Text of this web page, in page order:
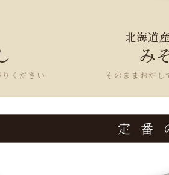
ください
北海道
み
そのままおだし
定 番